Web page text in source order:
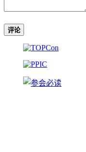
评论